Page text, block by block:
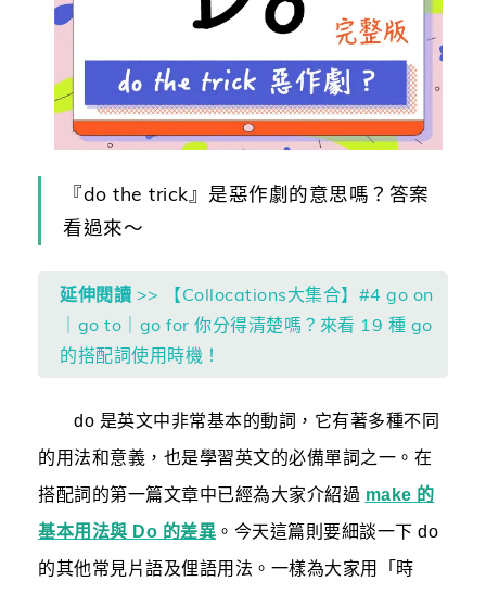
『do the trick』是惡作劇的意思嗎？答案
看過來～
延伸閱讀 >> 【Collocations大集合】#4 go on
｜go to｜go for 你分得清楚嗎？來看 19 種 go
的搭配詞使用時機！
do 是英文中非常基本的動詞，它有著多種不同
的用法和意義，也是學習英文的必備單詞之一。在
搭配詞的第一篇文章中已經為大家介紹過 make 的
基本用法與 Do 的差異 。今天這篇則要細談一下 do
的其他常見片語及俚語用法。一樣為大家用「時